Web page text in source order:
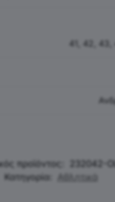
41, 42, 43,
προϊόντος:
232042-
Κατηγορία:
Αθλητικά